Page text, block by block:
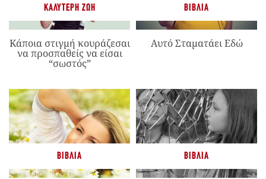
ΚΑΛΎΤΕΡΗ ΖΩΉ
Κάποια στιγμή κουράζεσαι
να προσπαθείς να είσαι
“σωστός”
ΒΙΒΛΊΑ
Αυτό Σταματάει Εδώ
ΒΙΒΛΊΑ ΒΙΒΛΊΑ